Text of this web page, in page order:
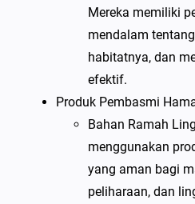
Mereka memiliki
mendalam
habitatnya, dan
efektif.
Produk Pembasmi
Bahan Ramah
menggunakan
yang aman bagi
peliharaan, dan